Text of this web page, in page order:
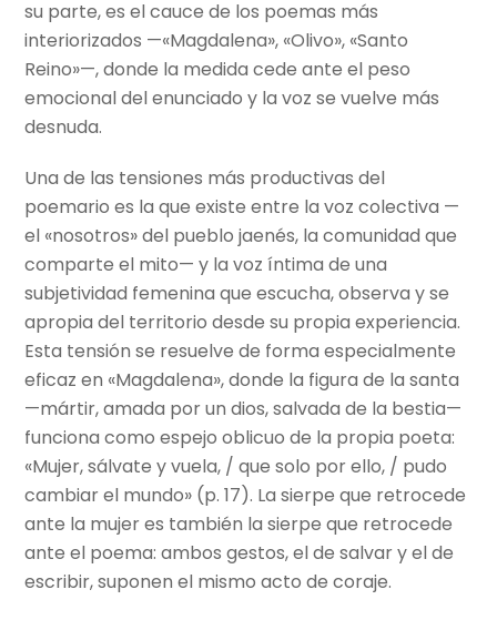
su parte, es el cauce de los poemas más
interiorizados —«Magdalena», «Olivo», «Santo
Reino»—, donde la medida cede ante el peso
emocional del enunciado y la voz se vuelve más
desnuda.
Una de las tensiones más productivas del
poemario es la que existe entre la voz colectiva —
el «nosotros» del pueblo jaenés, la comunidad que
comparte el mito— y la voz íntima de una
subjetividad femenina que escucha, observa y se
apropia del territorio desde su propia experiencia.
Esta tensión se resuelve de forma especialmente
eficaz en «Magdalena», donde la figura de la santa
—mártir, amada por un dios, salvada de la bestia—
funciona como espejo oblicuo de la propia poeta:
«Mujer, sálvate y vuela, / que solo por ello, / pudo
cambiar el mundo» (p. 17). La sierpe que retrocede
ante la mujer es también la sierpe que retrocede
ante el poema: ambos gestos, el de salvar y el de
escribir, suponen el mismo acto de coraje.